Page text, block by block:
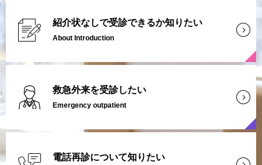
紹介状なしで受診できるか知りたい
About Introduction
救急外来を受診したい
Emergency outpatient
電話再診について知りたい